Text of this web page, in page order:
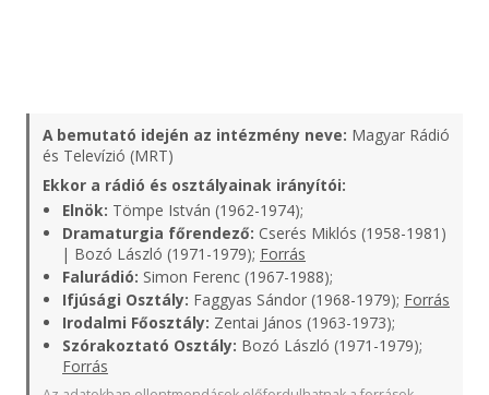
A bemutató idején az intézmény neve: Magyar Rádió
és Televízió (MRT)
Ekkor a rádió és osztályainak irányítói:
Elnök: Tömpe István (1962-1974);
Dramaturgia főrendező: Cserés Miklós (1958-1981)
| Bozó László (1971-1979); Forrás
Falurádió: Simon Ferenc (1967-1988);
Ifjúsági Osztály: Faggyas Sándor (1968-1979); Forrás
Irodalmi Főosztály: Zentai János (1963-1973);
Szórakoztató Osztály: Bozó László (1971-1979);
Forrás